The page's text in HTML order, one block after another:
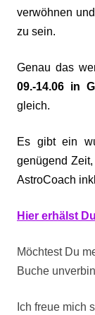
verwöhnen
zu sein.
Genau das
09.-14.06 in
gleich.
Es gibt ein
genügend
AstroCoach
Hier erhälst
Möchtest Du
Buche
Ich freue mich